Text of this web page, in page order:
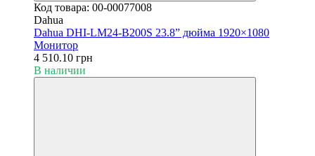
Код товара: 00-00077008
Dahua
Dahua DHI-LM24-B200S 23.8” дюйма 1920×1080
Монитор
4 510.10 грн
В наличии